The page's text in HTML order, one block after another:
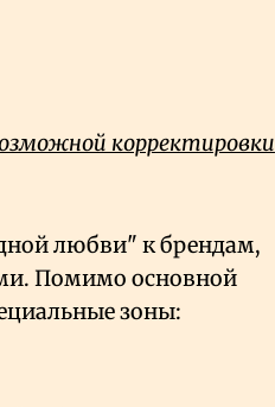
корректировки
любви" к брендам,
Помимо основной
зоны: